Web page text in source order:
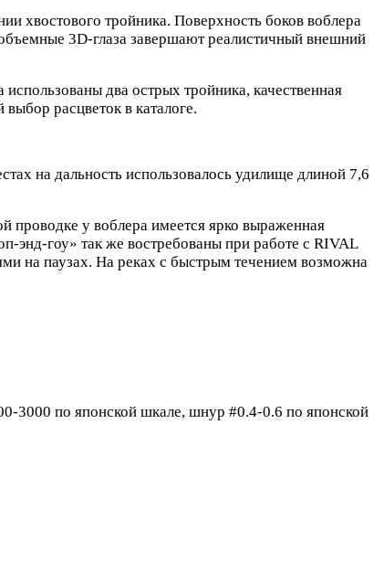
хвостового тройника. Поверхность боков воблера
3D-глаза завершают реалистичный внешний
два острых тройника, качественная
расцветок в каталоге.
на дальность использовалось удилище длиной 7,6
проводке у воблера имеется ярко выраженная
энд-гоу» так же востребованы при работе с RIVAL
на паузах. На реках с быстрым течением возможна
3000 по японской шкале, шнур #0.4-0.6 по японской